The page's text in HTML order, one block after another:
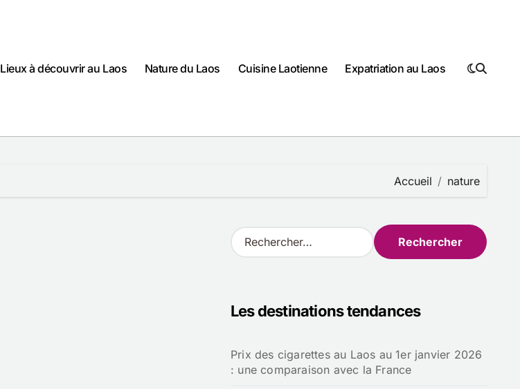
Lieux à découvrir au Laos Nature du Laos Cuisine Laotienne Expatriation au Laos
Accueil nature
R
e
r
e
r
Les destinations tendances
Prix des cigarettes au Laos au 1er janvier 2026
: une comparaison avec la France